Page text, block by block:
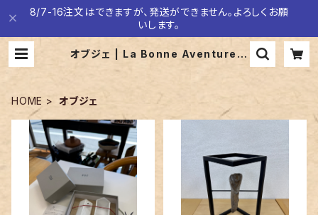
8/7-16注文はできますが、発送ができません。よろしくお願
いします。
オブジェ | La Bonne Aventure
HOME オブジェ